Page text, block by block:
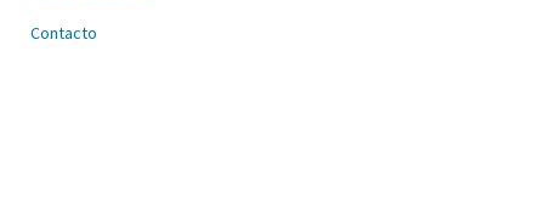
Contacto